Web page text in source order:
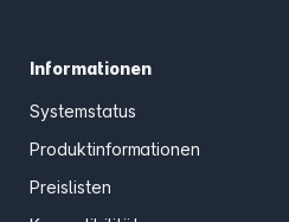
Informationen
Systemstatus
Produktinformationen
Preislisten